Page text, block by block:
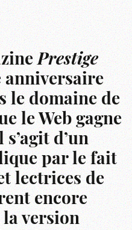
Prestige
anniversaire
le domaine de
le Web gagne
d’un
par le fait
lectrices de
encore
version